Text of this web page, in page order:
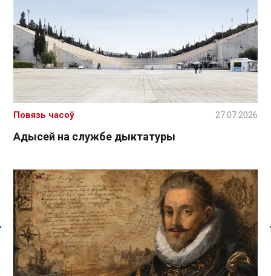
Спасылка без VPN
Адысей на службе дыктатуры
Повязь часоў 27.07.2026